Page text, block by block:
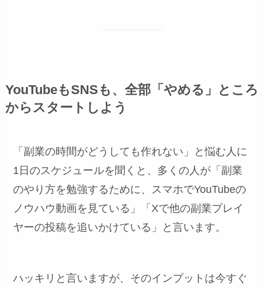
YouTubeもSNSも、全部「やめる」ところ
からスタートしよう
「副業の時間がどうしても作れない」と悩む人に
1日のスケジュールを聞くと、多くの人が「副業
のやり方を勉強するために、スマホでYouTubeの
ノウハウ動画を見ている」「Xで他の副業プレイ
ヤーの投稿を追いかけている」と言います。
ハッキリと言いますが、そのインプットは今すぐ